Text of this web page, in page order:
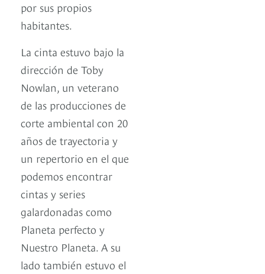
por sus propios
habitantes.
La cinta estuvo bajo la
dirección de Toby
Nowlan, un veterano
de las producciones de
corte ambiental con 20
años de trayectoria y
un repertorio en el que
podemos encontrar
cintas y series
galardonadas como
Planeta perfecto y
Nuestro Planeta. A su
lado también estuvo el